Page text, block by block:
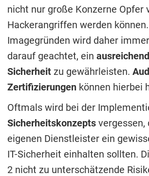
nicht nur große Konzerne Opfer
Hackerangriffen werden
Imagegründen wird daher
darauf geachtet, ein
Sicherheit zu gewährleisten.
Zertifizierungen können hierbei
Oftmals wird bei der
Sicherheitskonzepts vergessen,
eigenen Dienstleister ein
IT-Sicherheit einhalten sollten.
2 nicht zu unterschätzende